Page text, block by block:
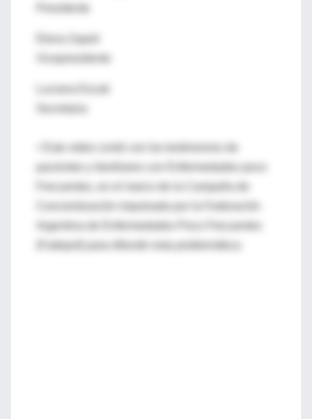
Elena Zapoli
Argentina de Enfermedades Poco Frecuentes